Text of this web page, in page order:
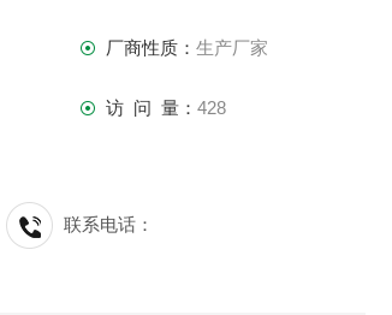
厂商性质： 生产厂家
访 问 量： 428
联系电话：